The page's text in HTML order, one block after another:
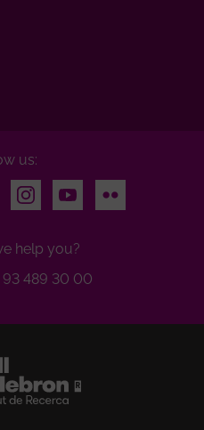
us:
InstagramYoutubeFlickr
help you?
93 489 30 00